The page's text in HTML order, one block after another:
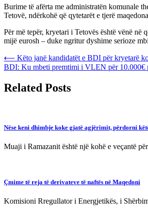
Burime të afërta me administratën komunale
Tetovë, ndërkohë që qytetarët e tjerë
Për më tepër, kryetari i Tetovës është vënë
mijë eurosh – duke ngritur dyshime serioze
Post
navigation
⟵ Këto janë kandidatët e BDI për kryetarë
BDI: Ku mbeti premtimi i VLEN për 10.000€
Related Posts
Nëse keni dhimbje koke gjatë agjërimit, përdorni
Muaji i Ramazanit është një kohë e veçantë
Çmime të reja të derivateve të naftës në Maqedoni
Komisioni Rregullator i Energjetikës, i